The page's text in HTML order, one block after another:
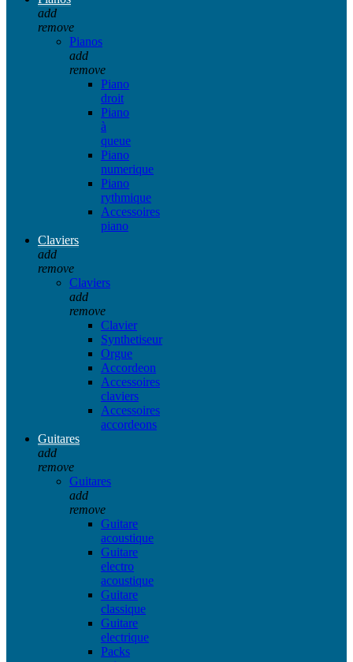
add
remove
Pianos
add
remove
Piano
droit
Piano
à
queue
Piano
numerique
Piano
rythmique
Accessoires
piano
Claviers
add
remove
Claviers
add
remove
Clavier
Synthetiseur
Orgue
Accordeon
Accessoires
claviers
Accessoires
accordeons
Guitares
add
remove
Guitares
add
remove
Guitare
acoustique
Guitare
electro
acoustique
Guitare
classique
Guitare
electrique
Packs